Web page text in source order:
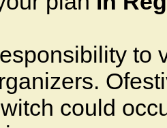
to
could